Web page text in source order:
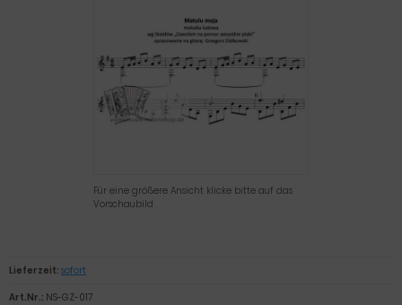
Für eine größere Ansicht klicke bitte auf das
Vorschaubild
Lieferzeit: sofort
Art.Nr.: NS-GZ-017